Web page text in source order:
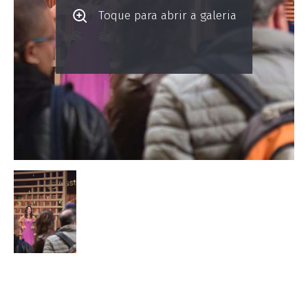
Toque para abrir a galeria